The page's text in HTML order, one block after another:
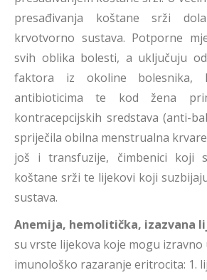
presađivanja koštane srži
krvotvorno sustava. Potporne
svih oblika bolesti, a uključuju
faktora iz okoline bolesnika,
antibioticima te kod žena
kontracepcijskih sredstava (anti-
spriječila obilna menstrualna
još i transfuzije, čimbenici koji
koštane srži te lijekovi koji
sustava.
Anemija, hemolitička, izazvana
su vrste lijekova koje mogu
imunološko razaranje eritrocita: 1.